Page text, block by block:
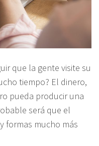
que la gente visite su
tiempo? El dinero,
pueda producir una
será que el
formas mucho más